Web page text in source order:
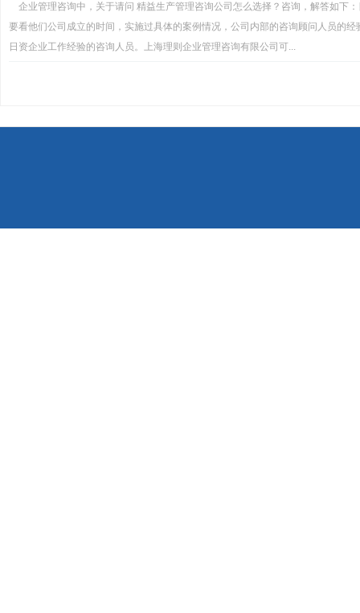
企业管理咨询中，关于请问 精益生产管理咨询公司怎么选择？咨询，解答如下
要看他们公司成立的时间，实施过具体的案例情况，公司内部的咨询顾问人员的
日资企业工作经验的咨询人员。上海理则企业管理咨询有限公司可...